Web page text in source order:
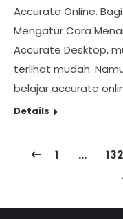
Accurate Online.
Mengatur Cara
Accurate Desktop,
terlihat mudah.
belajar accurate
Details
1 … 132